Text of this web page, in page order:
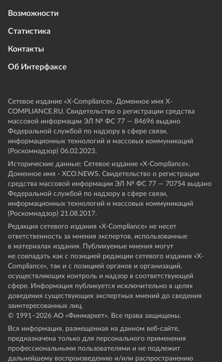
Возможности
Статистика
Контакты
Об Интерфаксе
Сетевое издание «Х-Compliance». Доменное имя X-
COMPLIANCE.RU. Свидетельство о регистрации средства
массовой информации ЭЛ № ФС 77 — 84696 выдано
Федеральной службой по надзору в сфере связи,
информационных технологий и массовых коммуникаций
(Роскомнадзор) 06.02.2023.
Исторические данные: Сетевое издание «Х-Compliance».
Доменное имя - XCO.NEWS. Свидетельство о регистрации
средства массовой информации ЭЛ № ФС 77 — 70754 выдано
Федеральной службой по надзору в сфере связи,
информационных технологий и массовых коммуникаций
(Роскомнадзор) 21.08.2017.
Редакция сетевого издания «X-Compliance» не несет
ответственность за мнения экспертов, использованные
в материалах издания. Публикуемые мнения могут
не совпадать как с позицией редакции сетевого издания «X-
Compliance», так и с позицией органов и организаций,
осуществляющих контроль и надзор в соответствующей
сфере. Информация публикуется исключительно в целях
доведения существующих экспертных мнений до сведения
заинтересованных лиц.
© 1991–2026 АО «Финмаркет». Все права защищены.
Вся информация, размещенная на данном веб-сайте,
предназначена только для персонального применения
профессиональными пользователями и не подлежит
дальнейшему воспроизведению и/или распространению